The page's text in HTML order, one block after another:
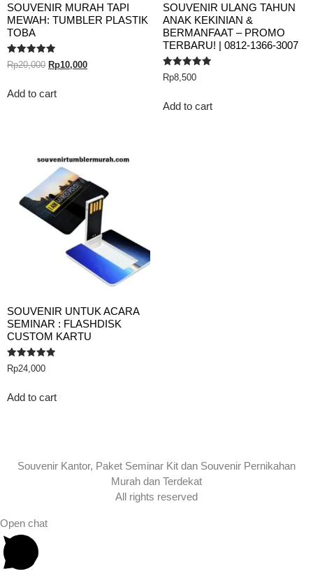
SOUVENIR MURAH TAPI
MEWAH: TUMBLER PLASTIK
TOBA
Rated
5.00
Rp20,000 Rp10,000
Add to cart
SOUVENIR ULANG TAHUN
ANAK KEKINIAN &
BERMANFAAT – PROMO
TERBARU! | 0812-1366-3007
Rated
5.00
Rp8,500
Add to cart
SOUVENIR UNTUK ACARA
SEMINAR : FLASHDISK
CUSTOM KARTU
Rated
5.00
Rp24,000
Add to cart
Souvenir Kantor, Paket Seminar Kit dan Souvenir Pernikahan
Murah dan Terdekat
All rights reserved
Open chat